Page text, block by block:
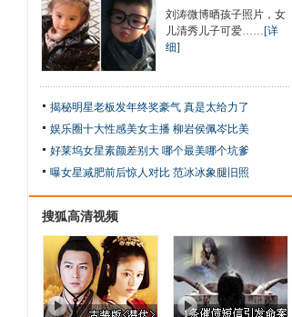
刘涛微博晒孩子照片，女
儿清秀儿子可爱……[详
细]
揭秘明星老板发年终奖豪气 真是太给力了
娱乐圈十大性感美女主播 柳岩侯佩岑比美
好莱坞女星素颜差别大 哪个最美哪个坑爹
曝女星减肥前后惊人对比 范冰冰象腿旧照
搜狐高清视频